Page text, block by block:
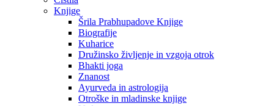
Knjige
Šrila Prabhupadove Knjige
Biografije
Kuharice
Družinsko življenje in vzgoja otrok
Bhakti joga
Znanost
Ayurveda in astrologija
Otroške in mladinske knjige